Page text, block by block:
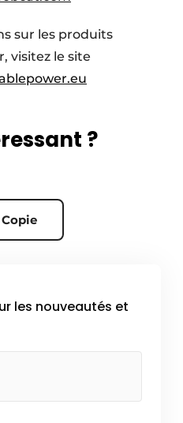
sur les produits
visitez le site
?
Copie
les nouveautés et